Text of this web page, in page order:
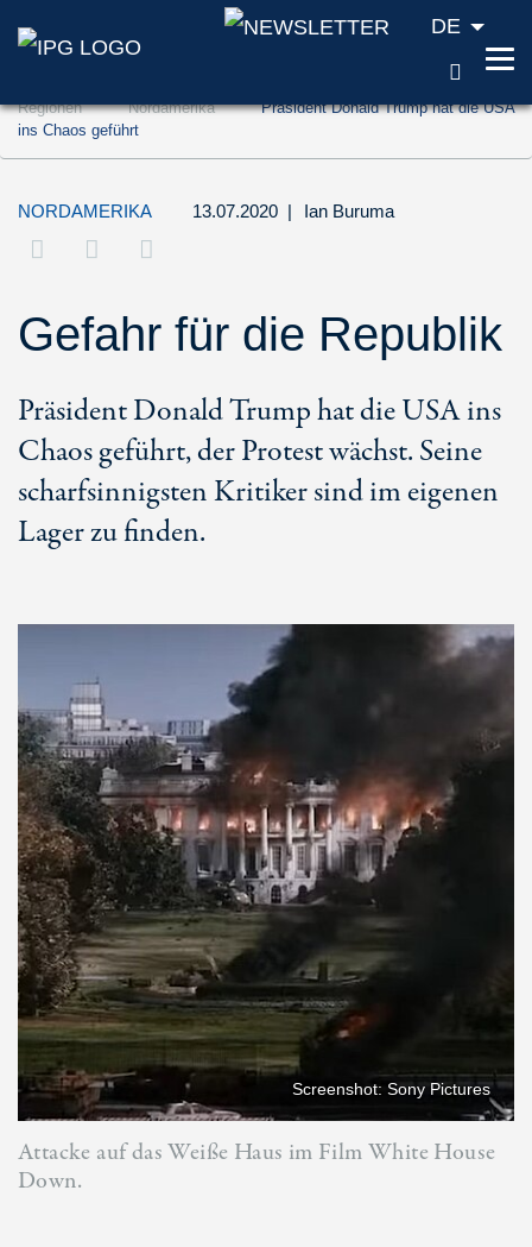
Zum Inhalt springen (Accesskey '1')
Zur Suche springen (Accesskey '2')
DE
Regionen Nordamerika
Präsident Donald Trump hat die USA
ins Chaos geführt
NORDAMERIKA 13.07.2020 | Ian Buruma
Gefahr für die Republik
Präsident Donald Trump hat die USA ins
Chaos geführt, der Protest wächst. Seine
scharfsinnigsten Kritiker sind im eigenen
Lager zu finden.
Screenshot: Sony Pictures
Attacke auf das Weiße Haus im Film White House
Down.